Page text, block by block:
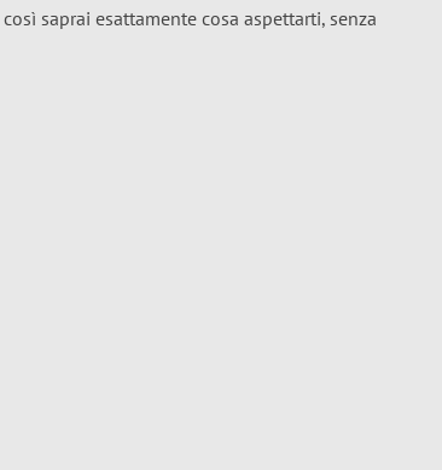
così saprai esattamente cosa aspettarti, senza